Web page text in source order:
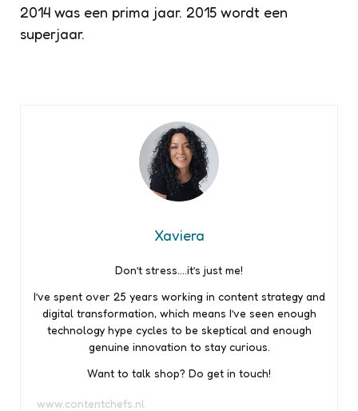
2014 was een prima jaar. 2015 wordt een
superjaar.
Xaviera
Don’t stress….it’s just me!
I’ve spent over 25 years working in content strategy and
digital transformation, which means I’ve seen enough
technology hype cycles to be skeptical and enough
genuine innovation to stay curious.
Want to talk shop? Do get in touch!
www.contentchefs.nl